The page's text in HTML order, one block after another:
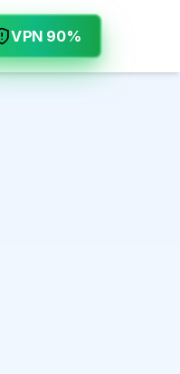
VPN 90%